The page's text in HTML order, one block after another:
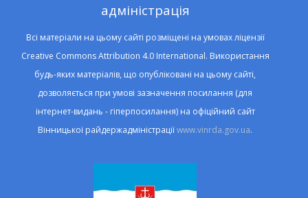
адміністрація
Всі матеріали на цьому сайті розміщені на умовах ліцензії
Creative Commons Attribution 4.0 International. Використання
будь-яких матеріалів, що опубліковані на цьому сайті,
дозволяється при умові зазначення посилання (для
інтернет-видань - гіперпосилання) на офіційний сайт
Вінницької райдержадміністраціїwww.vinrda.gov.ua.